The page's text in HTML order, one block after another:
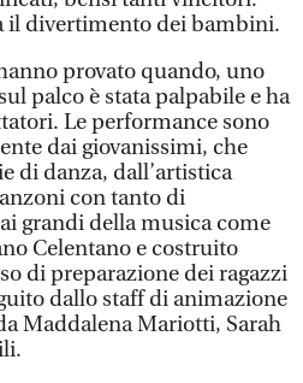
il divertimento dei bambini.
provato quando, uno
palco è stata palpabile e ha
Le performance sono
dai giovanissimi, che
di danza, dall’artistica
con tanto di
grandi della musica come
Celentano e costruito
di preparazione dei ragazzi
dallo staff di animazione
Maddalena Mariotti, Sarah